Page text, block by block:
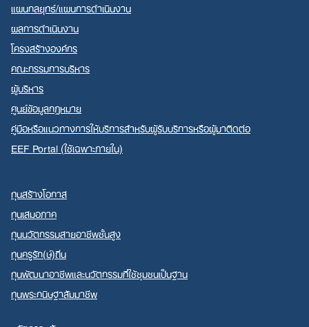
Search
for:
แผนกลยุทธ์/แผนการดำเนินงาน
ผลการดำเนินงาน
โครงสร้างองค์กร
คณะกรรมการบริหาร
ผู้บริหาร
ศูนย์ข้อมูลกฎหมาย
คู่มือหรือแนวทางการให้บริการสำหรับผู้รับบริการหรือผู้มาติดต่อ
EEF Portal (ใช้เฉพาะภายใน)
ทุนสร้างโอกาส
ทุนเสมอภาค
ทุนนวัตกรรมสายอาชีพชั้นสูง
ทุนครูรัก(ษ์)ถิ่น
ทุนพัฒนาอาชีพและนวัตกรรมที่ใช้ชุมชนเป็นฐาน
ทุนพระกนิษฐาสัมมาชีพ